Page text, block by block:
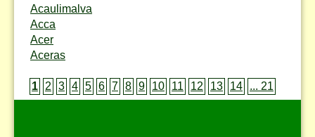
Acaulimalva
Acca
Acer
Aceras
1 2 3 4 5 6 7 8 9 10 11 12 13 14 ... 21